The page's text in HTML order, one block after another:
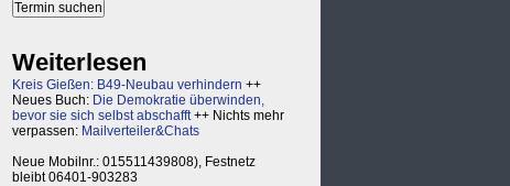
Weiterlesen
Kreis Gießen: B49-Neubau verhindern ++
Neues Buch: Die Demokratie überwinden,
bevor sie sich selbst abschafft++ Nichts mehr
verpassen: Mailverteiler&Chats
Neue Mobilnr.: 015511439808), Festnetz
bleibt 06401-903283